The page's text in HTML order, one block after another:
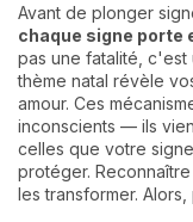
Avant de plonger
chaque signe porte
pas une fatalité,
thème natal révèle
amour. Ces
inconscients — ils
celles que votre
protéger.
les transformer.